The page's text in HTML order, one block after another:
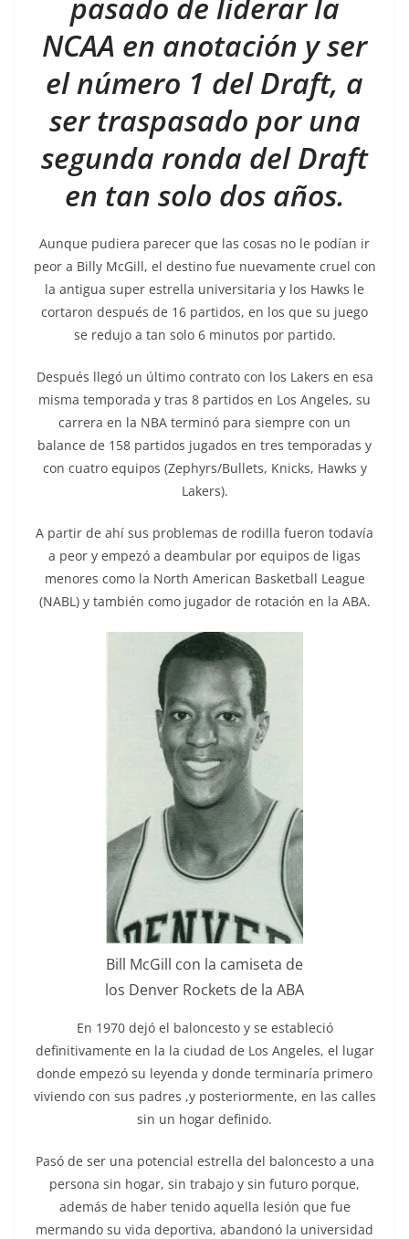
NCAA en anotación y ser
el número 1 del Draft, a
ser traspasado por una
segunda ronda del Draft
en tan solo dos años.
Aunque pudiera parecer que las cosas no le podían ir
peor a Billy McGill, el destino fue nuevamente cruel con
la antigua super estrella universitaria y los Hawks le
cortaron después de 16 partidos, en los que su juego
se redujo a tan solo 6 minutos por partido.
Después llegó un último contrato con los Lakers en esa
misma temporada y tras 8 partidos en Los Angeles, su
carrera en la NBA terminó para siempre con un
balance de 158 partidos jugados en tres temporadas y
con cuatro equipos (Zephyrs/Bullets, Knicks, Hawks y
Lakers).
A partir de ahí sus problemas de rodilla fueron todavía
a peor y empezó a deambular por equipos de ligas
menores como la North American Basketball League
(NABL) y también como jugador de rotación en la ABA.
Bill McGill con la camiseta de
los Denver Rockets de la ABA
En 1970 dejó el baloncesto y se estableció
definitivamente en la la ciudad de Los Angeles, el lugar
donde empezó su leyenda y donde terminaría primero
viviendo con sus padres ,y posteriormente, en las calles
sin un hogar definido.
Pasó de ser una potencial estrella del baloncesto a una
persona sin hogar, sin trabajo y sin futuro porque,
además de haber tenido aquella lesión que fue
mermando su vida deportiva, abandonó la universidad